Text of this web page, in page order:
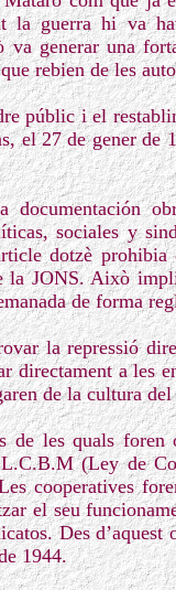
la guerra hi va
generar una
rebien de les
públic i el
el 27 de gener de
documentación
sociales y
dotzè
la JONS. Això
de forma
la repressió
directament a les
de la cultura
de les quals foren
(Ley de
cooperatives
el seu
Des
1944.